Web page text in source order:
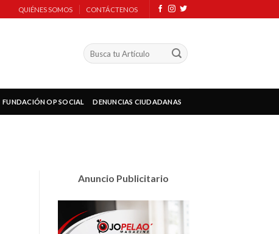
QUIÉNES SOMOS CONTÁCTENOS
FUNDACIÓN OP SOCIAL DENUNCIAS CIUDADANAS
Anuncio Publicitario